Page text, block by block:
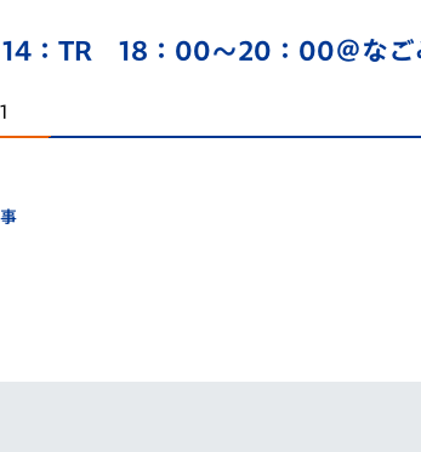
ラブ概要
ンブレム紹介
順位表
14：TR 18：00～20：00＠なご